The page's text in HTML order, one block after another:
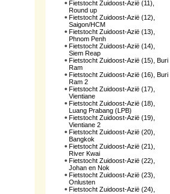
Fietstocht Zuidoost-Azië (11),
Round up
Fietstocht Zuidoost-Azië (12),
Saigon/HCM
Fietstocht Zuidoost-Azië (13),
Phnom Penh
Fietstocht Zuidoost-Azië (14),
Siem Reap
Fietstocht Zuidoost-Azië (15), Buri
Ram
Fietstocht Zuidoost-Azië (16), Buri
Ram 2
Fietstocht Zuidoost-Azië (17),
Vientiane
Fietstocht Zuidoost-Azië (18),
Luang Prabang (LPB)
Fietstocht Zuidoost-Azië (19),
Vientiane 2
Fietstocht Zuidoost-Azië (20),
Bangkok
Fietstocht Zuidoost-Azië (21),
River Kwai
Fietstocht Zuidoost-Azië (22),
Johan en Nok
Fietstocht Zuidoost-Azië (23),
Onlusten
Fietstocht Zuidoost-Azië (24),